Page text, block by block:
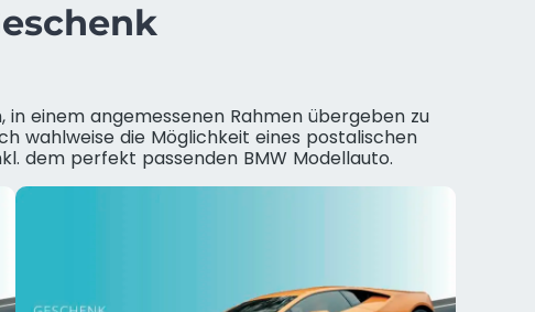
einem angemessenen Rahmen übergeben zu
wahlweise die Möglichkeit eines postalischen
dem perfekt passenden BMW Modellauto.